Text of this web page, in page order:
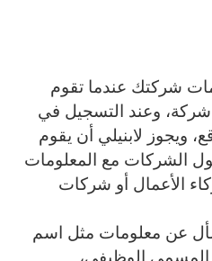
شركتك عندما تقوم
وعند التسجيل في
ويجوز لابنيلي أن يقوم
الشركات مع المعلومات
الأعمال أو شركات
عن معلومات مثل اسم
المسمي الوظيفي،